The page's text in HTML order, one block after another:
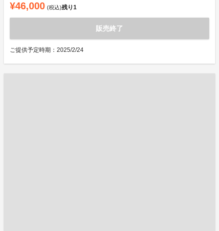
¥46,000 (税込)残り1
販売終了
ご提供予定時期：2025/2/24